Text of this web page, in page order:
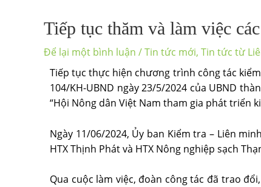
Tiếp tục thăm và làm việc
Để lại một bình luận /Tin tức mới, Tin tức từ
Tiếp tục thực hiện chương trình công tác
104/KH-UBND ngày 23/5/2024 của UBND
“Hội Nông dân Việt Nam tham gia phát triển
Ngày 11/06/2024, Ủy ban Kiểm tra – Liên
HTX Thịnh Phát và HTX Nông nghiệp sạch
Qua cuộc làm việc, đoàn công tác đã trao